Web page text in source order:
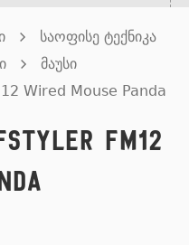
საოფისე ტექნიკა
მაუსი
Wired Mouse Panda
FM12